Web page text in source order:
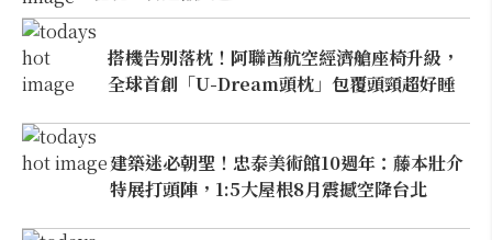
搭機告別落枕！阿聯酋航空經濟艙座椅升級，
全球首創「U-Dream頭枕」包覆頭頸超好睡
建築迷必朝聖！忠泰美術館10週年：藤本壯介
特展打頭陣，1:5大屋根8月震撼空降台北